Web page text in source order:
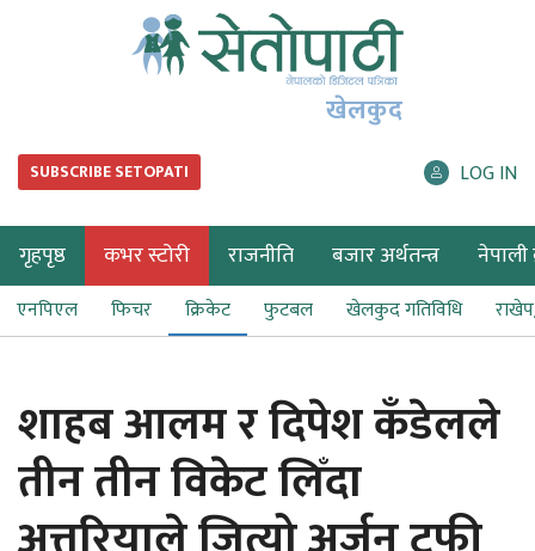
खेलकुद
SUBSCRIBE SETOPATI LOG IN
गृहपृष्ठ कभर स्टोरी राजनीति बजार अर्थतन्त्र नेपाली
एनपिएल फिचर क्रिकेट फुटबल खेलकुद गतिविधि
शाहब आलम र दिपेश कँडेलले
तीन तीन विकेट लिँदा